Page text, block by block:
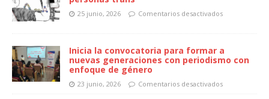
25 junio, 2026 Comentarios desactivados
Inicia la convocatoria para formar a
nuevas generaciones con periodismo con
enfoque de género
23 junio, 2026 Comentarios desactivados